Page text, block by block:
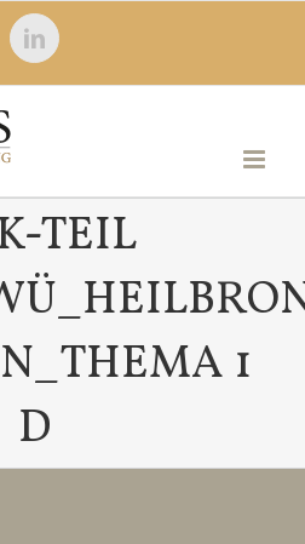
LinkedIn
TEIL
1
D